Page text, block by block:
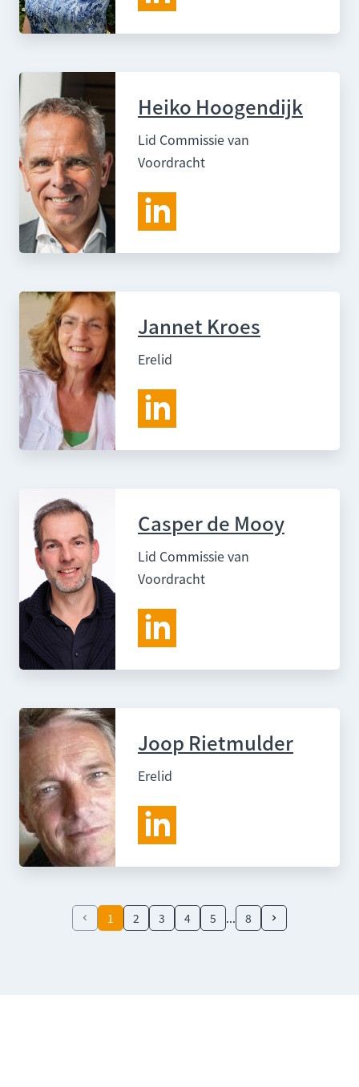
Heiko Hoogendijk
Lid Commissie van
Voordracht
Jannet Kroes
Erelid
Casper de Mooy
Lid Commissie van
Voordracht
Joop Rietmulder
Erelid
1 2 3 4 5 8